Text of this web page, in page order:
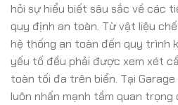
hỏi sự hiểu biết sâu sắc về các
quy định an toàn. Từ vật liệu
hệ thống an toàn đến quy trình
yếu tố đều phải được xem xét
toàn tối đa trên biển. Tại
luôn nhấn mạnh tầm quan